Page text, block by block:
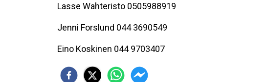
Lasse Wahteristo 0505988919
Jenni Forslund 044 3690549
Eino Koskinen 044 9703407